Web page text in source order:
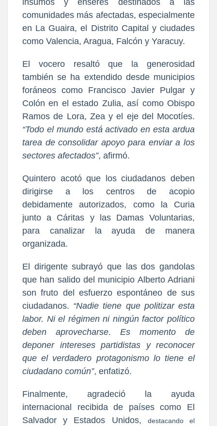
comunidades más afectadas, especialmente
en La Guaira, el Distrito Capital y ciudades
como Valencia, Aragua, Falcón y Yaracuy.
El vocero resaltó que la generosidad
también se ha extendido desde municipios
foráneos como Francisco Javier Pulgar y
Colón en el estado Zulia, así como Obispo
“Todo el mundo está activado en esta ardua
tarea de consolidar apoyo para enviar a los
sectores afectados”, afirmó.
Quintero acotó que los ciudadanos deben
dirigirse a los centros de acopio
debidamente autorizados, como la Curia
junto a Cáritas y las Damas Voluntarias,
para canalizar la ayuda de manera
organizada.
El dirigente subrayó que las dos gandolas
que han salido del municipio Alberto Adriani
son fruto del esfuerzo espontáneo de sus
ciudadanos. “Nadie tiene que politizar esta
labor. Ni el régimen ni ningún factor político
deben aprovecharse. Es momento de
deponer intereses partidistas y reconocer
que el verdadero protagonismo lo tiene el
ciudadano común”, enfatizó.
Finalmente, agradeció la ayuda
internacional recibida de países como El
Salvador y Estados Unidos,
destacando el